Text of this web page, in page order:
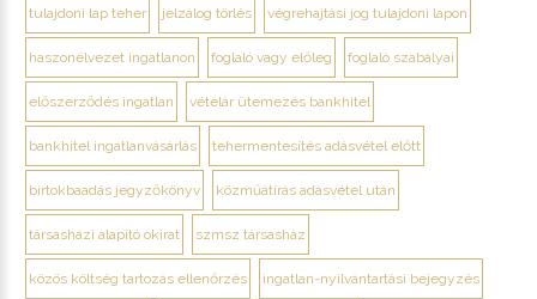
tulajdoni lap teher jelzálog törlés végrehajtási jog tulajdoni lapon
haszonélvezet ingatlanon foglaló vagy előleg foglaló szabályai
előszerződés ingatlan vételár ütemezés bankhitel
bankhitel ingatlanvásárlás tehermentesítés adásvétel előtt
birtokbaadás jegyzőkönyv közműátírás adásvétel után
társasházi alapító okirat szmsz társasház
közös költség tartozás ellenőrzés ingatlan-nyilvántartási bejegyzés